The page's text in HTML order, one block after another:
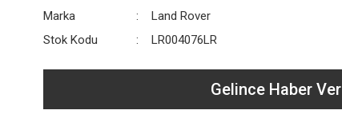
Marka
Land Rover
Stok Kodu
LR004076LR
Gelince Haber Ver